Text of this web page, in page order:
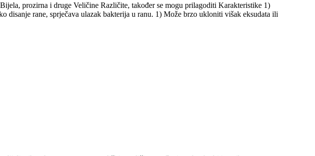
prozirna i druge Veličine Različite, također se mogu prilagoditi Karakteristike 1)
disanje rane, sprječava ulazak bakterija u ranu. 1) Može brzo ukloniti višak eksudata ili